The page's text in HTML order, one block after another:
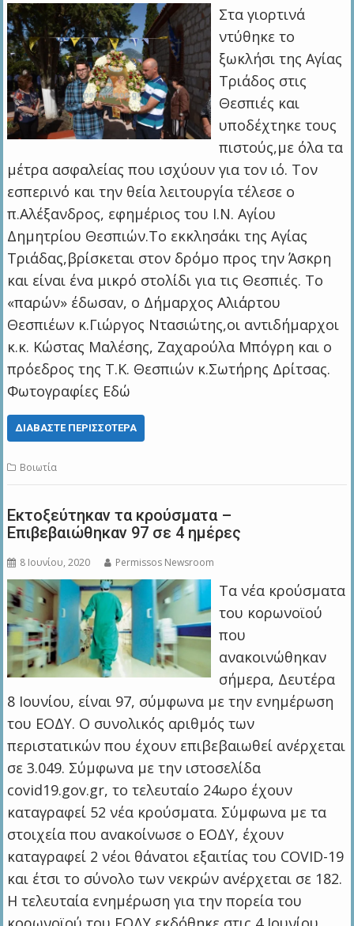
Στα γιορτινά
ντύθηκε το
ξωκλήσι της Αγίας
Τριάδος στις
Θεσπιές και
υποδέχτηκε τους
πιστούς,με όλα τα
μέτρα ασφαλείας που ισχύουν για τον ιό. Τον
εσπερινό και την θεία λειτουργία τέλεσε ο
π.Αλέξανδρος, εφημέριος του Ι.Ν. Αγίου
Δημητρίου Θεσπιών.Το εκκλησάκι της Αγίας
Τριάδας,βρίσκεται στον δρόμο προς την Άσκρη
και είναι ένα μικρό στολίδι για τις Θεσπιές. Το
«παρών» έδωσαν, ο Δήμαρχος Αλιάρτου
Θεσπιέων κ.Γιώργος Ντασιώτης,οι αντιδήμαρχοι
κ.κ. Κώστας Μαλέσης, Ζαχαρούλα Μπόγρη και ο
πρόεδρος της Τ.Κ. Θεσπιών κ.Σωτήρης Δρίτσας.
Φωτογραφίες Εδώ
ΔΙΑΒΆΣΤΕ ΠΕΡΙΣΣΌΤΕΡΑ
Βοιωτία
Εκτοξεύτηκαν τα κρούσματα –
Επιβεβαιώθηκαν 97 σε 4 ημέρες
8 Ιουνίου, 2020 Permissos Newsroom
Τα νέα κρούσματα
του κορωνοϊού
που
ανακοινώθηκαν
σήμερα, Δευτέρα
8 Ιουνίου, είναι 97, σύμφωνα με την ενημέρωση
του ΕΟΔΥ. Ο συνολικός αριθμός των
περιστατικών που έχουν επιβεβαιωθεί ανέρχεται
σε 3.049. Σύμφωνα με την ιστοσελίδα
covid19.gov.gr, το τελευταίο 24ωρο έχουν
καταγραφεί 52 νέα κρούσματα. Σύμφωνα με τα
στοιχεία που ανακοίνωσε ο ΕΟΔΥ, έχουν
καταγραφεί 2 νέοι θάνατοι εξαιτίας του COVID-19
και έτσι το σύνολο των νεκρών ανέρχεται σε 182.
Η τελευταία ενημέρωση για την πορεία του